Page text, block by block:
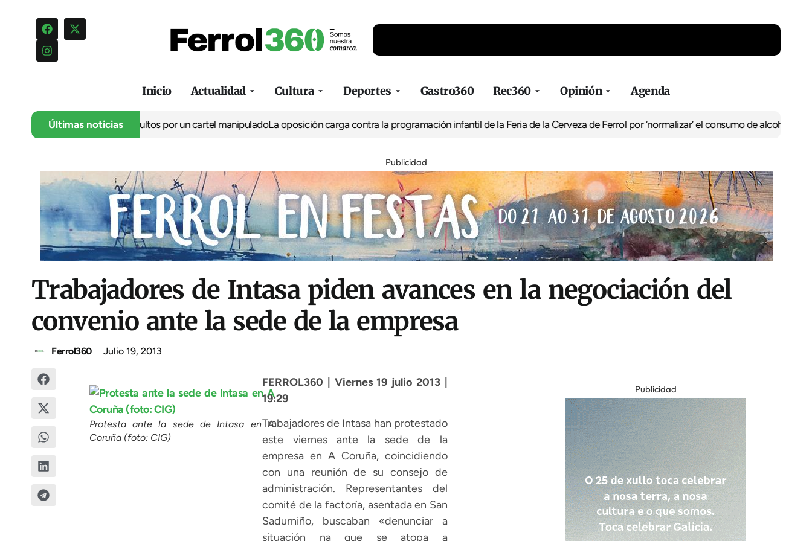
Inicio Actualidad Cultura Deportes Gastro360 Rec360 Opinión Agenda
Últimas noticias
una campaña de insultos por un cartel manipuladoLa oposición carga contra la programación infantil de la Feria de la Cerveza de Ferrol por ‘normalizar’ el consumo de alcoholDe Perlío a
Publicidad
Trabajadores de Intasa piden avances en la negociación del
convenio ante la sede de la empresa
Ferrol360 Julio 19, 2013
Protesta ante la sede de Intasa en A
Coruña (foto: CIG)
FERROL360 | Viernes 19 julio 2013 |
19:29
Trabajadores de Intasa han protestado
este viernes ante la sede de la
empresa en A Coruña, coincidiendo
con una reunión de su consejo de
administración. Representantes del
comité de la factoría, asentada en San
Sadurniño, buscaban «denunciar a
situación na que se atopa a
Publicidad